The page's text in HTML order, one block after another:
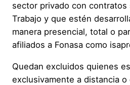
sector privado con
Trabajo y que estén
manera presencial, total o
afiliados a Fonasa como
Quedan excluidos quienes
exclusivamente a distancia